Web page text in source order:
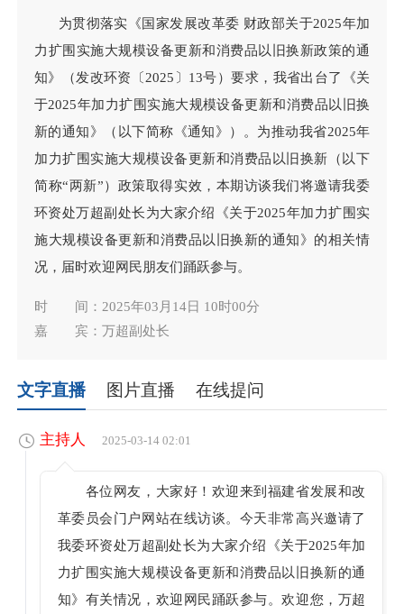
为贯彻落实《国家发展改革委 财政部关于2025年加
力扩围实施大规模设备更新和消费品以旧换新政策的通
知》（发改环资〔2025〕13号）要求，我省出台了《关
于2025年加力扩围实施大规模设备更新和消费品以旧换
新的通知》（以下简称《通知》）。为推动我省2025年
加力扩围实施大规模设备更新和消费品以旧换新（以下
简称“两新”）政策取得实效，本期访谈我们将邀请我委
环资处万超副处长为大家介绍《关于2025年加力扩围实
施大规模设备更新和消费品以旧换新的通知》的相关情
况，届时欢迎网民朋友们踊跃参与。
时 间：2025年03月14日 10时00分
嘉 宾：万超副处长
文字直播 图片直播 在线提问
主持人 2025-03-14 02:01
各位网友，大家好！欢迎来到福建省发展和改
革委员会门户网站在线访谈。今天非常高兴邀请了
我委环资处万超副处长为大家介绍《关于2025年加
力扩围实施大规模设备更新和消费品以旧换新的通
知》有关情况，欢迎网民踊跃参与。欢迎您，万超